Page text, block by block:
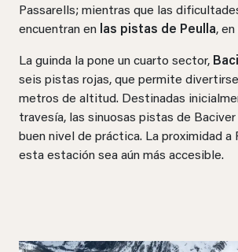
Passarells; mientras que las
encuentran en las pistas de Peulla,
La guinda la pone un cuarto sector,
seis pistas rojas, que permite
metros de altitud. Destinadas
travesía, las sinuosas pistas de Baciver
buen nivel de práctica. La proximidad a
esta estación sea aún más accesible.